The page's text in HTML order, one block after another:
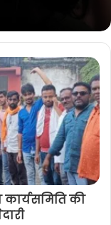
होने पर
किया
की